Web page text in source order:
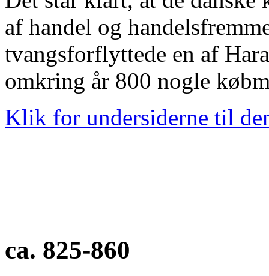
af handel og
tvangsforflyttede en af
omkring år 800 nogle
Klik for undersiderne til
ca. 825-860